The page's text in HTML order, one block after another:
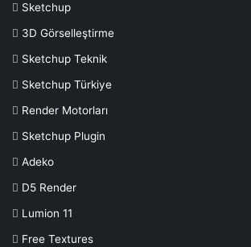
Bonusu
casino
bonusu
veren
bonusu
veren
Sketchup
3D Görselleştirme
Sketchup Teknik
Sketchup Türkiye
Render Motorları
Sketchup Plugin
Adeko
D5 Render
Lumion 11
Free Textures